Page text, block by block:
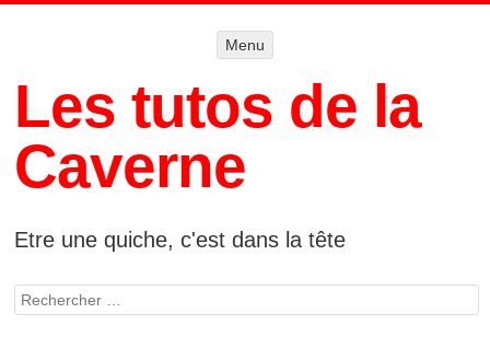
Menu
Les tutos de la
Caverne
Etre une quiche, c'est dans la tête
Rechercher